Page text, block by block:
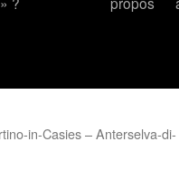
in-Casies – Anterselva-di-